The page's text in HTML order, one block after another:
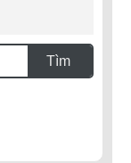
Tìm